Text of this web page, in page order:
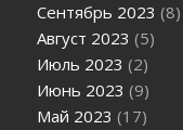
Сентябрь 2023 (8)
Август 2023 (5)
Июль 2023 (2)
Июнь 2023 (9)
Май 2023 (17)